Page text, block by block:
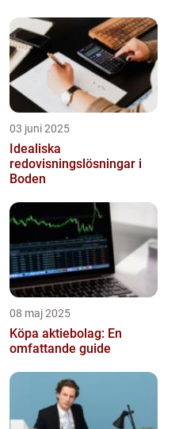
03 juni 2025
Idealiska
redovisningslösningar i
Boden
08 maj 2025
Köpa aktiebolag: En
omfattande guide